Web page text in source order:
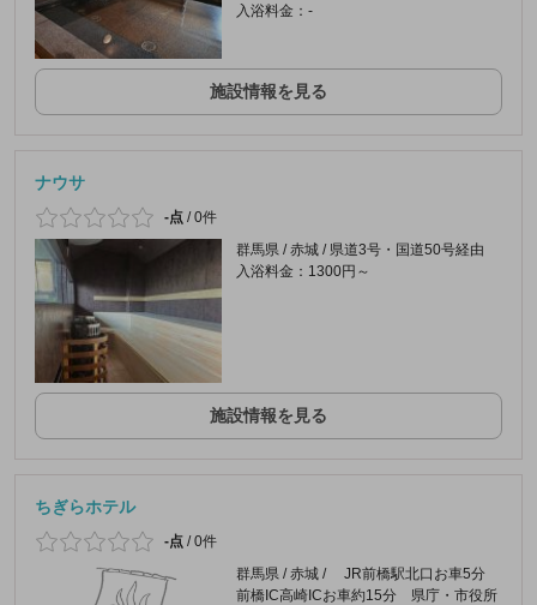
入浴料金：-
施設情報を見る
ナウサ
-点 /0件
群馬県 / 赤城 / 県道3号・国道50号経由
入浴料金：1300円～
施設情報を見る
ちぎらホテル
-点 /0件
群馬県 / 赤城 / JR前橋駅北口お車5分
前橋IC高崎ICお車約15分 県庁・市役所